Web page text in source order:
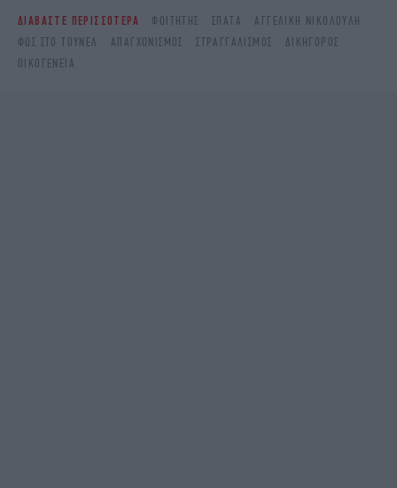
ΔΙΑΒΑΣΤΕ ΠΕΡΙΣΣΟΤΕΡΑ ΦΟΙΤΗΤΉΣ ΣΠΆΤΑ
ΑΓΓΕΛΙΚΉ ΝΙΚΟΛΟΎΛΗ
ΦΩΣ ΣΤΟ ΤΟΎΝΕΛ
ΑΠΑΓΧΟΝΙΣΜΌΣ ΣΤΡΑΓΓΑΛΙΣΜΌΣ
ΔΙΚΗΓΌΡΟΣ
ΟΙΚΟΓΈΝΕΙΑ